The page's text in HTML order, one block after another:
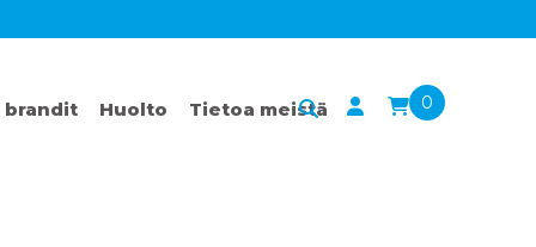
brandit Huolto Tietoa meistä 0